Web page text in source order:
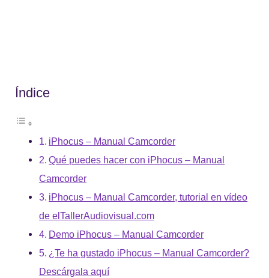
Índice
iPhocus – Manual Camcorder
Qué puedes hacer con iPhocus – Manual
Camcorder
iPhocus – Manual Camcorder, tutorial en vídeo
de elTallerAudiovisual.com
Demo iPhocus – Manual Camcorder
¿Te ha gustado iPhocus – Manual Camcorder?
Descárgala aquí